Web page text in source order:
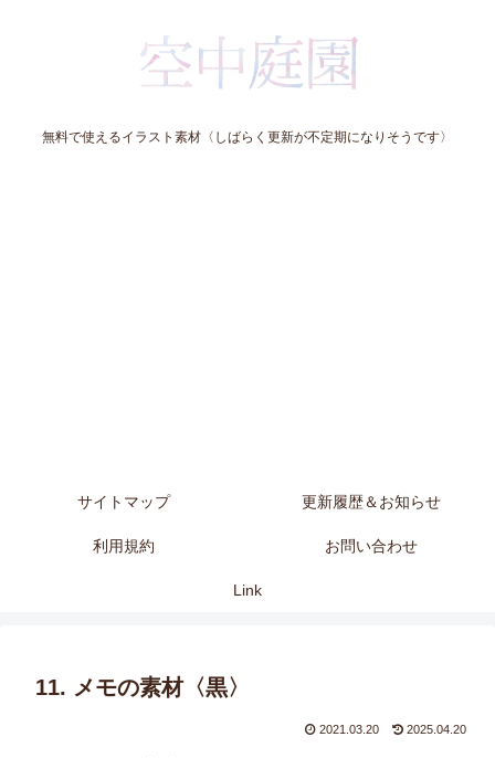
無料で使えるイラスト素材〈しばらく更新が不定期になりそうです〉
サイトマップ 更新履歴＆お知らせ
利用規約 お問い合わせ
Link
11. メモの素材〈黒〉
2021.03.20 2025.04.20